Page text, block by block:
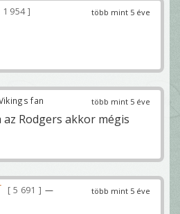
több mint 5 éve
1 954
több mint 5 éve
fan
Rodgers akkor mégis
több mint 5 éve
5 691
—